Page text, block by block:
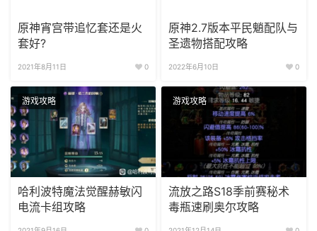
原神宵宫带追忆套还是火
套好?
2021年8月11日 0
原神2.7版本平民魈配队与
圣遗物搭配攻略
2022年6月10日 0
游戏攻略
哈利波特魔法觉醒赫敏闪
电流卡组攻略
游戏攻略
流放之路S18季前赛秘术
毒瓶速刷奥尔攻略